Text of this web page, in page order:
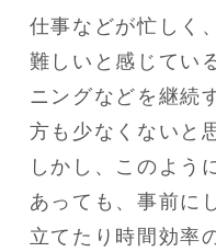
仕事などが忙しく
難しいと感じてい
ニングなどを継続
方も少なくないと
しかし、このよう
あっても、事前に
立てたり時間効率